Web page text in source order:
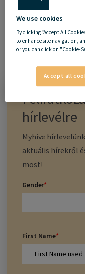
hírlevélre
Myhive
aktuális hírekről
most!
Gender*
First Name*
We use cookies
By clicking “Accept All
to enhance site navigation,
or you can click on "Cookie-
Accept all